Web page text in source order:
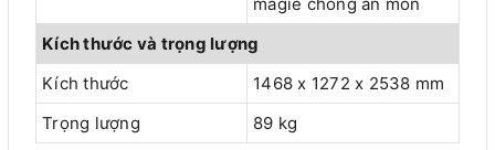
Kích thước và trọng lượng
Kích thước
1468 x 1272 x 2538 mm
Trọng lượng
89 kg